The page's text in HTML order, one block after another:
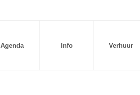
Agenda Info Verhuur